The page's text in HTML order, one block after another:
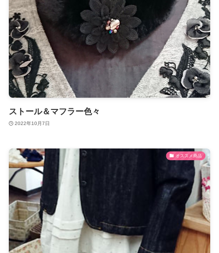
ストール＆マフラー色々
2022年10月7日
オススメ商品